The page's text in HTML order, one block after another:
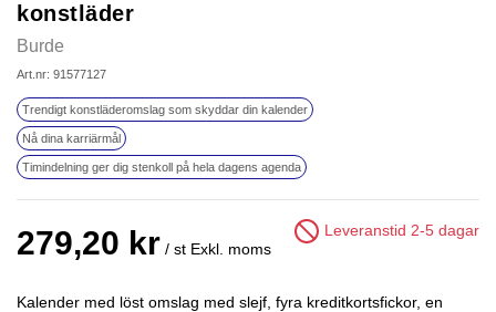
konstläder
Burde
Art.nr: 91577127
Trendigt konstläderomslag som skyddar din kalender
Nå dina karriärmål
Timindelning ger dig stenkoll på hela dagens agenda
279,20 kr / st Exkl. moms
Leveranstid 2-5 dagar
Kalender med löst omslag med slejf, fyra kreditkortsfickor, en